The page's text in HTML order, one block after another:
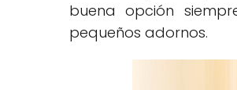
buena opción
pequeños adornos.